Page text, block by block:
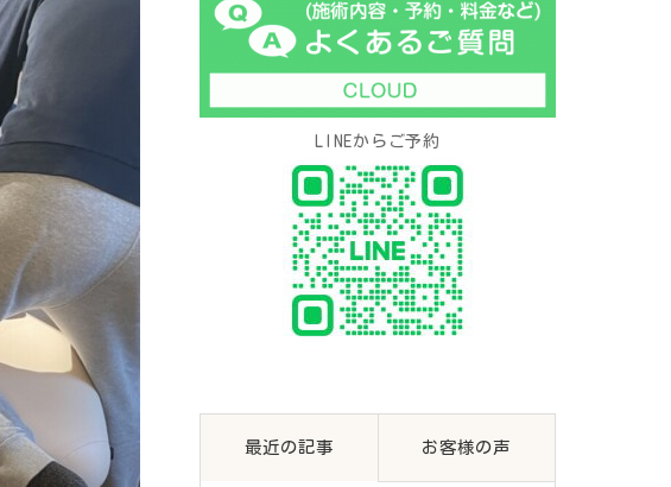
LINEからご予約
最近の記事 お客様の声